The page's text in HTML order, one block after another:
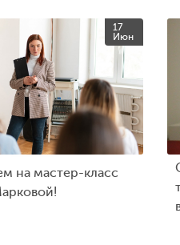
17
Июн
на мастер-класс